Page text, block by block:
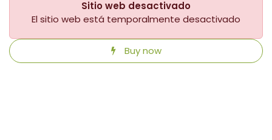
Sitio web desactivado
El sitio web está temporalmente desactivado
Buy now